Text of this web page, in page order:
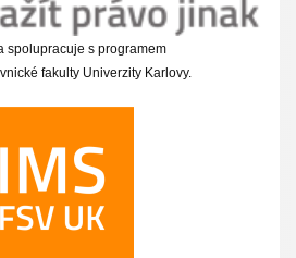
spolupracuje s programem
fakulty Univerzity Karlovy.